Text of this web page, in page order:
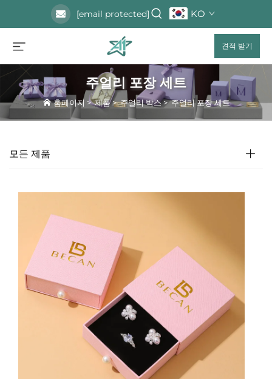
[email protected] KO
견적 받기
주얼리 포장 세트
홈페이지 >제품>주얼리 박스>주얼리 포장 세트
모든 제품